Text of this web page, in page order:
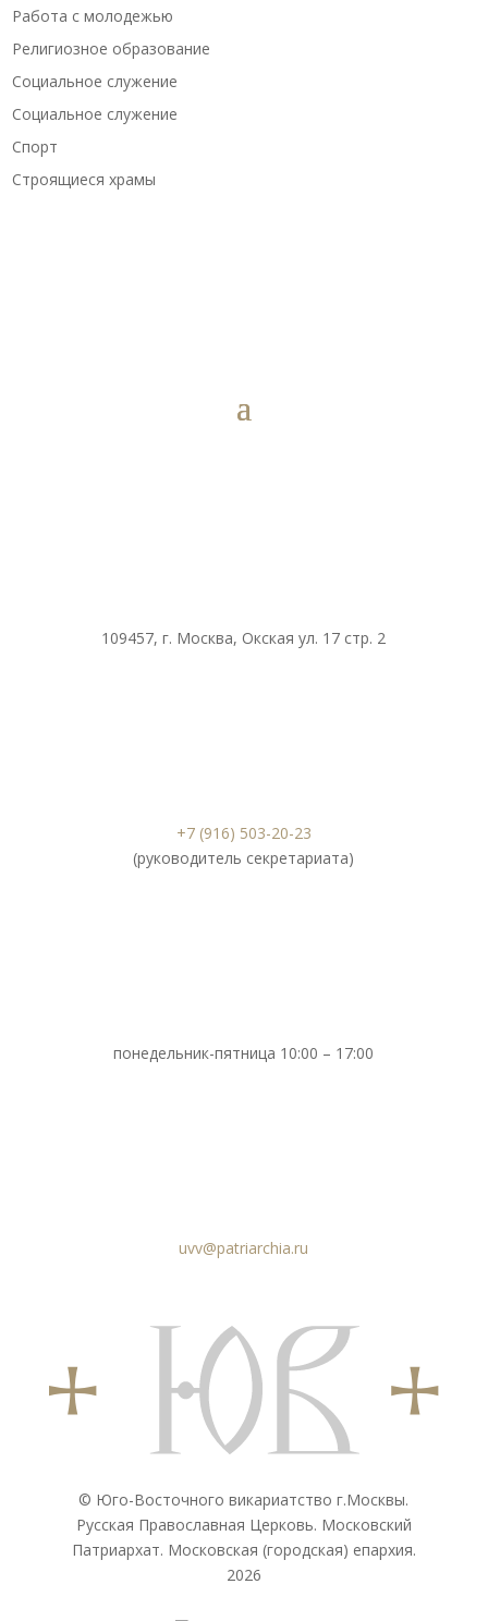
Работа с молодежью
Религиозное образование
Социальное служение
Социальное служение
Спорт
Строящиеся храмы
109457, г. Москва, Окская ул. 17 стр. 2
+7 (916) 503-20-23
(руководитель секретариата)
понедельник-пятница 10:00 – 17:00
uvv@patriarchia.ru
© Юго-Восточного викариатствo г.Москвы.
Русская Православная Церковь. Московский
Патриархат. Московская (городская) епархия.
2026